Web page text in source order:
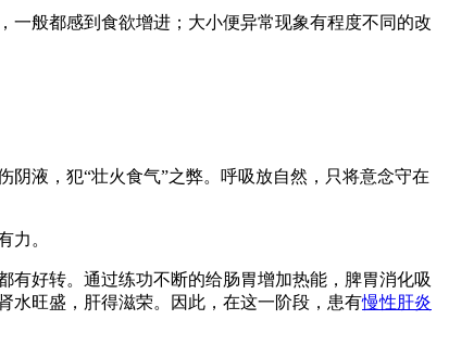
一般都感到食欲增进；大小便异常现象有程度不同的改
液，犯“壮火食气”之弊。呼吸放自然，只将意念守在
力。
有好转。通过练功不断的给肠胃增加热能，脾胃消化吸
水旺盛，肝得滋荣。因此，在这一阶段，患有慢性肝炎